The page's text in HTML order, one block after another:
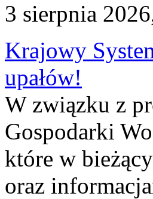
3 sierpnia
Krajowy
upałów!
W związku z
Gospodarki
które w
oraz